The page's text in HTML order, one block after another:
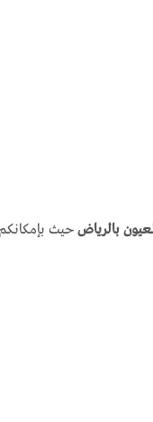
بالرياض حيث